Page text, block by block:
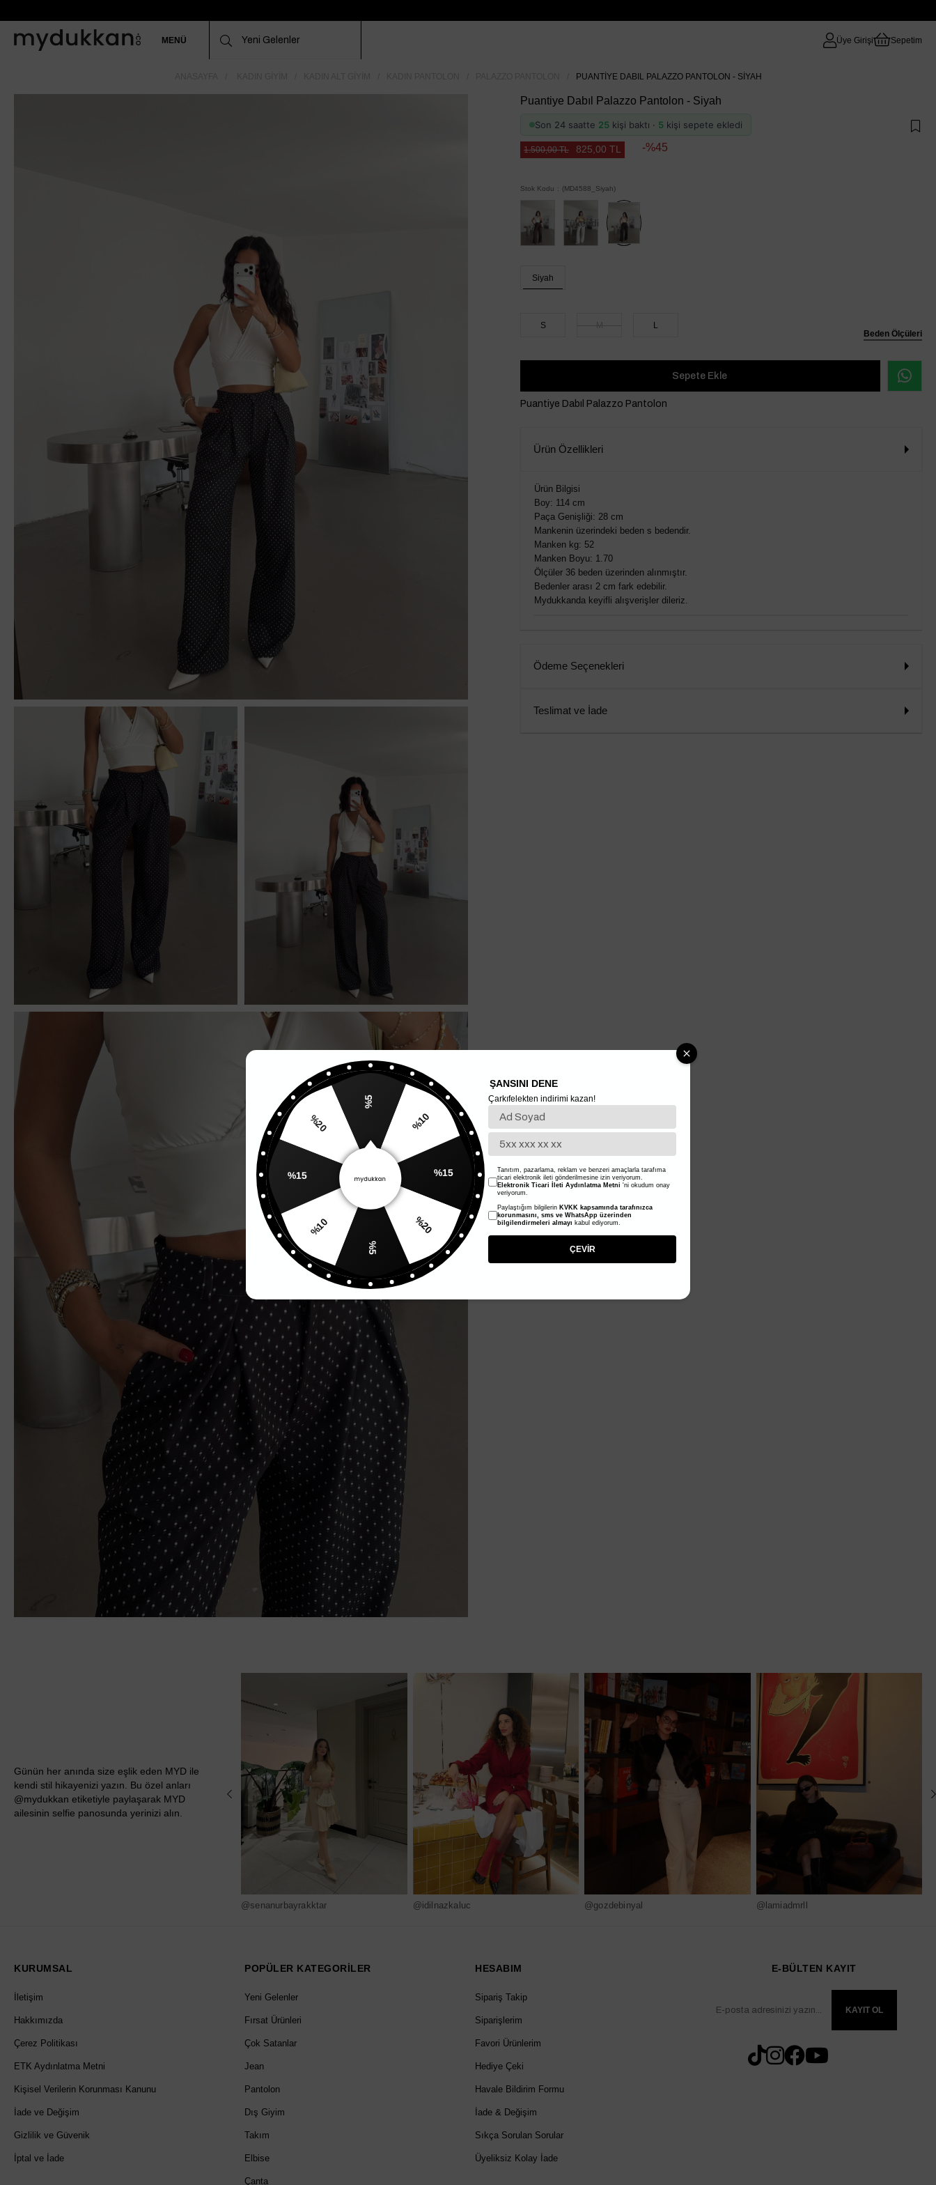
MENÜ Üye Girişi Sepetim
PUANTIYE DABIL PALAZZO PANTOLON - SIYAH
Puantiye Dabıl Palazzo Pantolon - Siyah
Son 24 saatte 25 kişi baktı · 5 kişi sepete ekledi
1.500,00 TL 825,00 TL 45
Stok Kodu (MD4588_Siyah)
Tükendi
Beden Ölçüleri
Siyah
S L
Puantiye Dabıl Palazzo Pantolon
Ürün Özellikleri
Ürün Bilgisi
Boy: 114 cm
Paça Genişliği: 28 cm
Mankenin üzerindeki beden s bedendir.
Manken kg: 52
Manken Boyu: 1.70
Ölçüler 36 beden üzerinden alınmıştır.
Bedenler arası 2 cm fark edebilir.
Mydukkanda keyifli alışverişler dileriz.
Ödeme Seçenekleri
Teslimat ve İade
Günün her anında size eşlik eden MYD ile
kendi stil hikayenizi yazın. Bu özel anları
@mydukkan etiketiyle paylaşarak MYD
ailesinin selfie panosunda yerinizi alın.
@senanurbayrakktar @idilnazkaluc @gozdebinyal @lamiadmrll
KURUMSAL
İletişim
Hakkımızda
Çerez Politikası
ETK Aydınlatma Metni
Kişisel Verilerin Korunması Kanunu
İade ve Değişim
Gizlilik ve Güvenik
İptal ve İade
POPÜLER KATEGORİLER
Yeni Gelenler
Fırsat Ürünleri
Çok Satanlar
Jean
Pantolon
Dış Giyim
Takım
Elbise
Çanta
HESABIM
Sipariş Takip
Siparişlerim
Favori Ürünlerim
Hediye Çeki
Havale Bildirim Formu
İade & Değişim
Sıkça Sorulan Sorular
Üyeliksiz Kolay İade
E-BÜLTEN KAYIT
KAYIT OL
%5
%10
%20
%5
%10
%20
ŞANSINI DENE
Çarkıfelekten indirimi kazan!
Tanıtım, pazarlama, reklam ve benzeri amaçlarla tarafıma
ticari elektronik ileti gönderilmesine izin veriyorum.
Elektronik Ticari İleti Aydınlatma Metni 'ni okudum onay
veriyorum.
Paylaştığım bilgilerin KVKK kapsamında tarafınızca
korunmasını, sms ve WhatsApp üzerinden
bilgilendirmeleri almayı kabul ediyorum.
ÇEVİR